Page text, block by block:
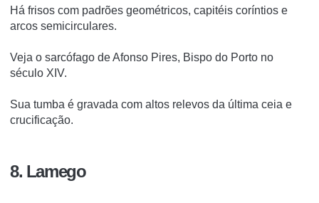
Há frisos com padrões geométricos, capitéis coríntios e
arcos semicirculares.
Veja o sarcófago de Afonso Pires, Bispo do Porto no
século XIV.
Sua tumba é gravada com altos relevos da última ceia e
crucificação.
8. Lamego